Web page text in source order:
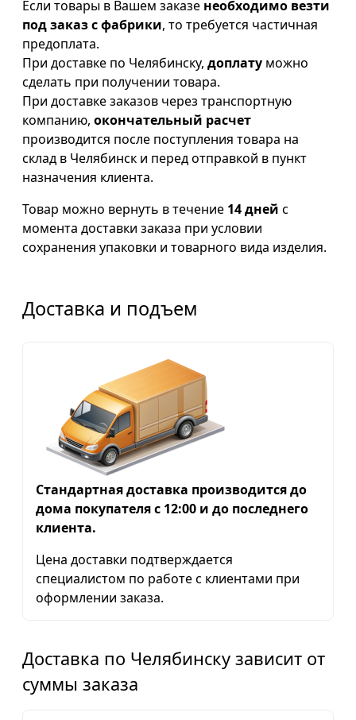
Если товары в Вашем заказе необходимо везти
под заказ с фабрики, то требуется частичная
предоплата.
При доставке по Челябинску, доплату можно
сделать при получении товара.
При доставке заказов через транспортную
компанию, окончательный расчет
производится после поступления товара на
склад в Челябинск и перед отправкой в пункт
назначения клиента.
Товар можно вернуть в течение 14 дней с
момента доставки заказа при условии
сохранения упаковки и товарного вида изделия.
Доставка и подъем
Стандартная доставка производится до
дома покупателя с 12:00 и до последнего
клиента.
Цена доставки подтверждается
специалистом по работе с клиентами при
оформлении заказа.
Доставка по Челябинску зависит от
суммы заказа